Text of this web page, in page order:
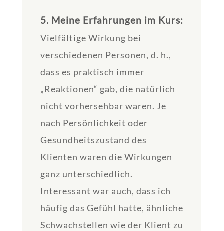
5. Meine Erfahrungen im Kurs:
Vielfältige Wirkung bei
verschiedenen Personen, d. h.,
dass es praktisch immer
„Reaktionen“ gab, die natürlich
nicht vorhersehbar waren. Je
nach Persönlichkeit oder
Gesundheitszustand des
Klienten waren die Wirkungen
ganz unterschiedlich.
Interessant war auch, dass ich
häufig das Gefühl hatte, ähnliche
Schwachstellen wie der Klient zu